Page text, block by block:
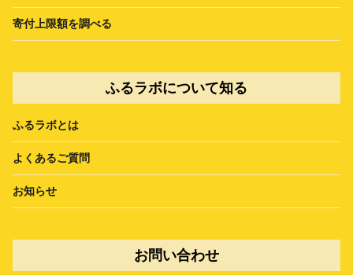
寄付上限額を調べる
ふるラボについて知る
ふるラボとは
よくあるご質問
お知らせ
お問い合わせ